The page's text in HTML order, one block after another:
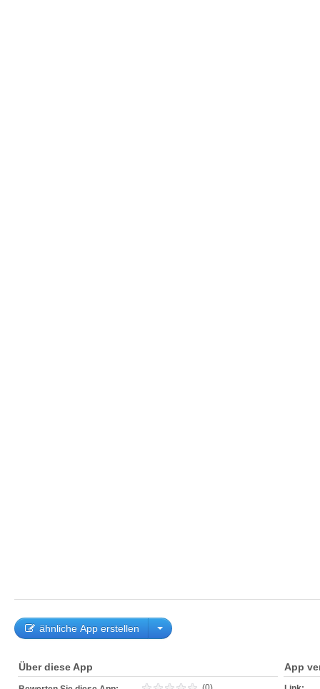
ähnliche App erstellen
Über diese App App